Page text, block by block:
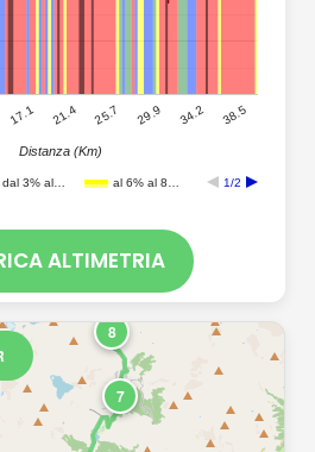
dal 3% al… al 6% al 8… 1/2
17.1 21.4 25.7 29.9 34.2 38.5
Distanza (Km)
ALTIMETRIA
7
8
9